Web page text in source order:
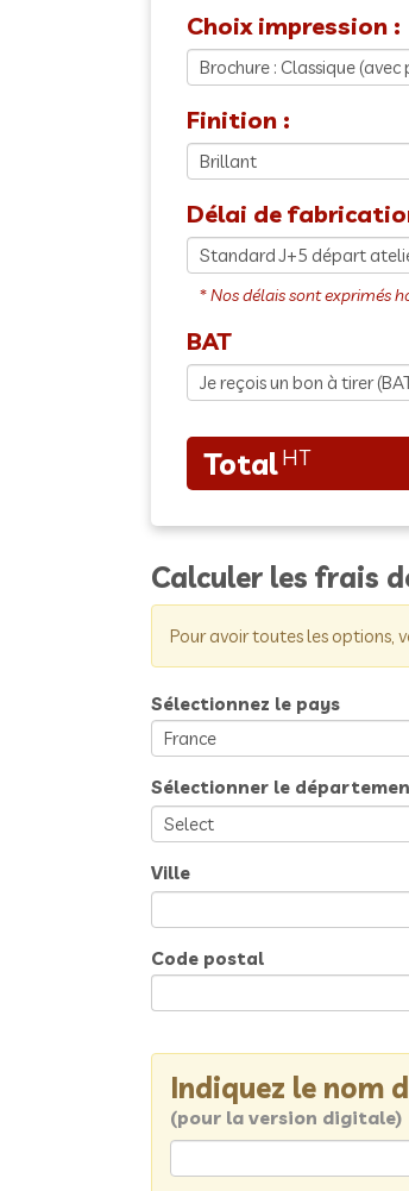
Choix impression :
Finition :
Délai de
BAT
Calculer les frais
Pour avoir toutes les options,
Sélectionnez le pays
Sélectionner le
Ville
Code postal
Indiquez le nom
(pour la version digitale)